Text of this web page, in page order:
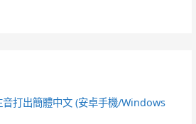
打出簡體中文 (安卓手機/Windows